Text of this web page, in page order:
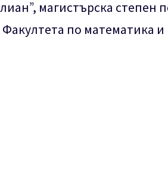
магистърска степен
по математика и